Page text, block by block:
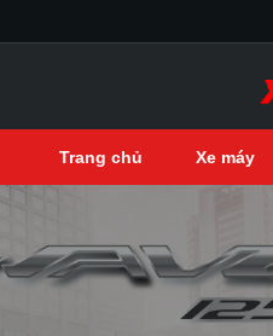
Trang chủ Xe máy